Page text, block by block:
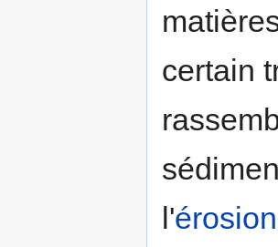
certain
l'érosion